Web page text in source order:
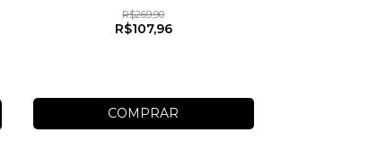
R$269,90
R$107,96
COMPRAR